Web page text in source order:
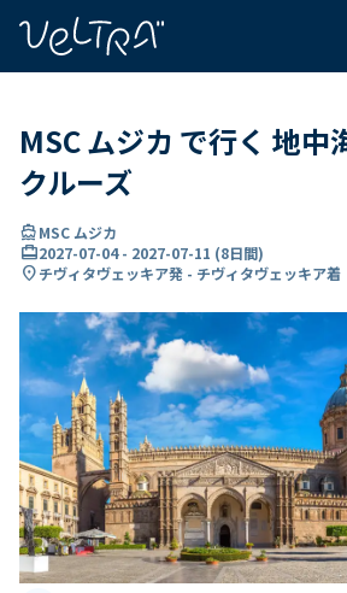
MSC ムジカ で行く 地中
クルーズ
directions_boatMSC ムジカ
card_travel2027-07-04- 2027-07-11 (8日間)
location_onチヴィタヴェッキア発 - チヴィタヴェッキア着